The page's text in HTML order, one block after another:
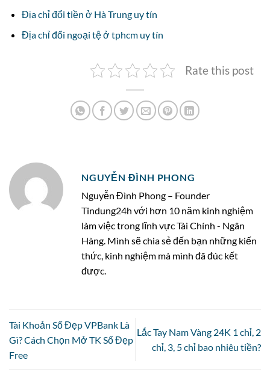
Địa chỉ đổi tiền ở Hà Trung uy tín
Địa chỉ đổi ngoại tệ ở tphcm uy tín
Rate this post
NGUYỄN ĐÌNH PHONG
Nguyễn Đình Phong – Founder
Tindung24h với hơn 10 năm kinh nghiệm
làm việc trong lĩnh vực Tài Chính - Ngân
Hàng. Mình sẽ chia sẻ đến bạn những kiến
thức, kinh nghiệm mà mình đã đúc kết
được.
Tài Khoản Số Đẹp VPBank Là
Gì? Cách Chọn Mở TK Số Đẹp
Free
Lắc Tay Nam Vàng 24K 1 chỉ, 2
chỉ, 3, 5 chỉ bao nhiêu tiền?